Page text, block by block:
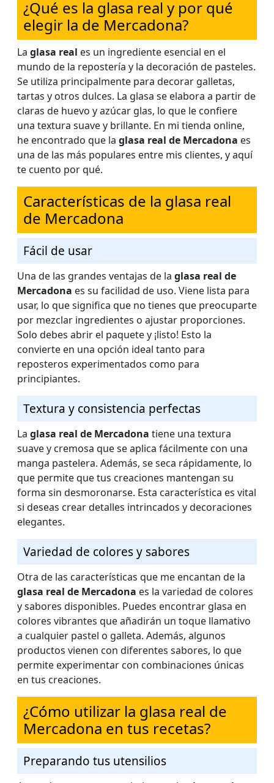
¿Qué es la glasa real y por qué
elegir la de Mercadona?
La glasa real es un ingrediente esencial en el
mundo de la repostería y la decoración de pasteles.
Se utiliza principalmente para decorar galletas,
tartas y otros dulces. La glasa se elabora a partir de
claras de huevo y azúcar glas, lo que le confiere
una textura suave y brillante. En mi tienda online,
he encontrado que la glasa real de Mercadona es
una de las más populares entre mis clientes, y aquí
te cuento por qué.
Características de la glasa real
de Mercadona
Fácil de usar
Una de las grandes ventajas de la glasa real de
Mercadona es su facilidad de uso. Viene lista para
usar, lo que significa que no tienes que preocuparte
por mezclar ingredientes o ajustar proporciones.
Solo debes abrir el paquete y ¡listo! Esto la
convierte en una opción ideal tanto para
reposteros experimentados como para
principiantes.
Textura y consistencia perfectas
La glasa real de Mercadona tiene una textura
suave y cremosa que se aplica fácilmente con una
manga pastelera. Además, se seca rápidamente, lo
que permite que tus creaciones mantengan su
forma sin desmoronarse. Esta característica es vital
si deseas crear detalles intrincados y decoraciones
elegantes.
Variedad de colores y sabores
Otra de las características que me encantan de la
glasa real de Mercadona es la variedad de colores
y sabores disponibles. Puedes encontrar glasa en
colores vibrantes que añadirán un toque llamativo
a cualquier pastel o galleta. Además, algunos
productos vienen con diferentes sabores, lo que
permite experimentar con combinaciones únicas
en tus creaciones.
¿Cómo utilizar la glasa real de
Mercadona en tus recetas?
Preparando tus utensilios